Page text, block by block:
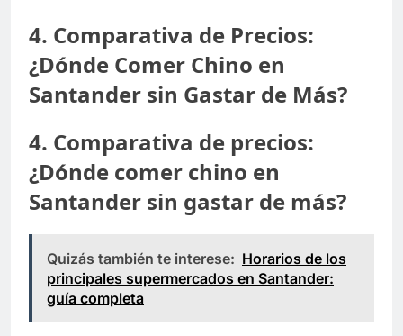
4. Comparativa de Precios:
¿Dónde Comer Chino en
Santander sin Gastar de Más?
4. Comparativa de precios:
¿Dónde comer chino en
Santander sin gastar de más?
Quizás también te interese: Horarios de los
principales supermercados en Santander:
guía completa